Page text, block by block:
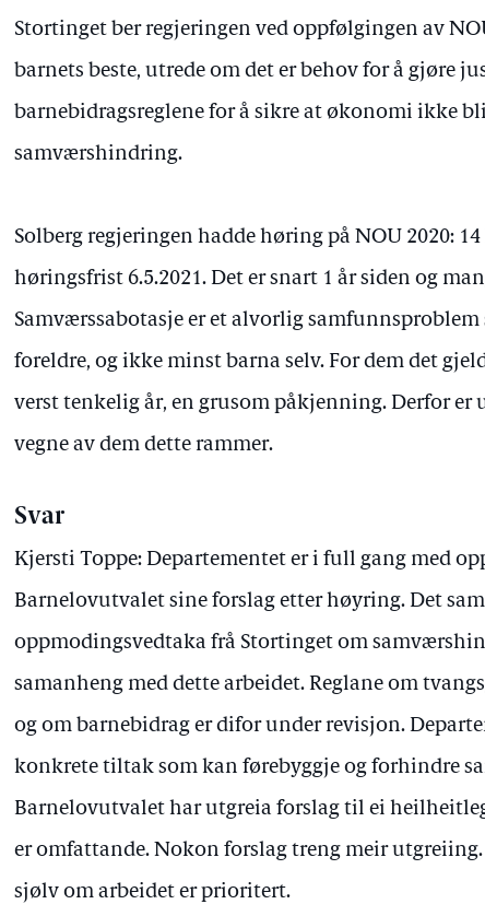
Stortinget ber regjeringen ved oppfølgingen av
barnets beste, utrede om det er behov for å gjøre
barnebidragsreglene for å sikre at økonomi ikke
samværshindring.
Solberg regjeringen hadde høring på NOU 2020:
høringsfrist 6.5.2021. Det er snart 1 år siden og
Samværssabotasje er et alvorlig samfunnsproblem
foreldre, og ikke minst barna selv. For dem det
verst tenkelig år, en grusom påkjenning. Derfor er
vegne av dem dette rammer.
Svar
Kjersti Toppe: Departementet er i full gang med
Barnelovutvalet sine forslag etter høyring. Det
oppmodingsvedtaka frå Stortinget om
samanheng med dette arbeidet. Reglane om
og om barnebidrag er difor under revisjon.
konkrete tiltak som kan førebyggje og forhindre
Barnelovutvalet har utgreia forslag til ei
er omfattande. Nokon forslag treng meir
sjølv om arbeidet er prioritert.